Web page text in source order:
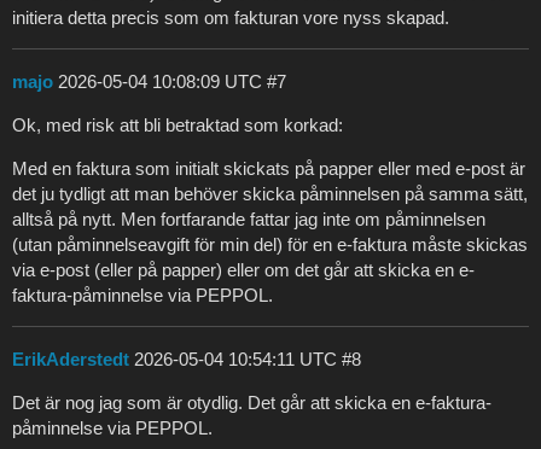
initiera detta precis som om fakturan vore nyss skapad.
majo 2026-05-04 10:08:09 UTC #7
Ok, med risk att bli betraktad som korkad:
Med en faktura som initialt skickats på papper eller med e-post är
det ju tydligt att man behöver skicka påminnelsen på samma sätt,
alltså på nytt. Men fortfarande fattar jag inte om påminnelsen
(utan påminnelseavgift för min del) för en e-faktura måste skickas
via e-post (eller på papper) eller om det går att skicka en e-
faktura-påminnelse via PEPPOL.
ErikAderstedt 2026-05-04 10:54:11 UTC #8
Det är nog jag som är otydlig. Det går att skicka en e-faktura-
påminnelse via PEPPOL.